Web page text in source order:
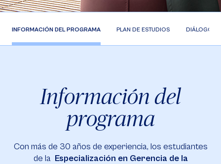
INFORMACIÓN DEL PROGRAMA PLAN DE ESTUDIOS DIÁLOGOS
Información del
programa
Con más de 30 años de experiencia, los estudiantes
de la Especialización en Gerencia de la